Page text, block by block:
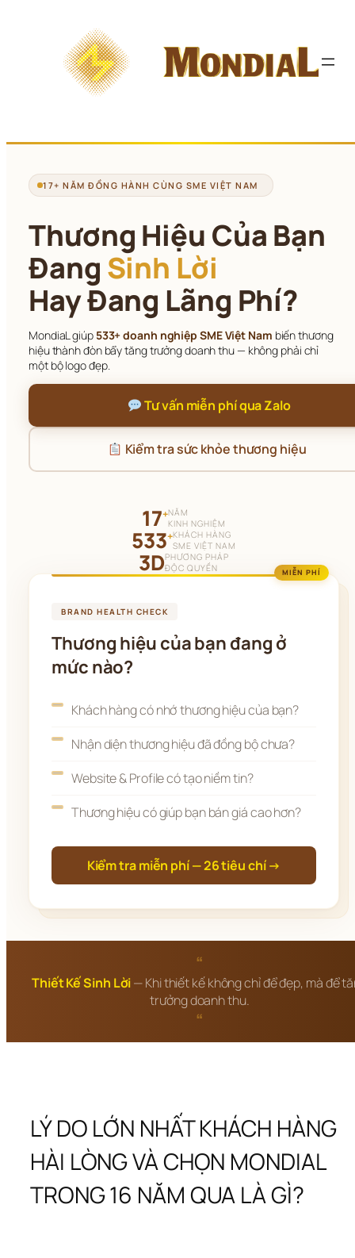
17+ NĂM ĐỒNG HÀNH CÙNG SME VIỆT NAM
Thương Hiệu Của Bạn
Đang Sinh Lời
Hay Đang Lãng Phí?
MondiaL giúp 533+ doanh nghiệp SME Việt Nam biến thương
hiệu thành đòn bẩy tăng trưởng doanh thu — không phải chỉ
một bộ logo đẹp.
Tư vấn miễn phí qua Zalo
Kiểm tra sức khỏe thương hiệu
17+NĂM
KINH NGHIỆM
533+KHÁCH HÀNG
SME VIỆT NAM
3DPHƯƠNG PHÁP
ĐỘC QUYỀN
MIỄN PHÍ
BRAND HEALTH CHECK
Thương hiệu của bạn đang ở
mức nào?
Khách hàng có nhớ thương hiệu của bạn?
Nhận diện thương hiệu đã đồng bộ chưa?
Website & Profile có tạo niềm tin?
Thương hiệu có giúp bạn bán giá cao hơn?
Kiểm tra miễn phí — 26 tiêu chí →
“
Thiết Kế Sinh Lời— Khi thiết kế không chỉ để đẹp, mà để
trưởng doanh thu.
“
LÝ DO LỚN NHẤT KHÁCH HÀNG
HÀI LÒNG VÀ CHỌN MONDIAL
TRONG 16 NĂM QUA LÀ GÌ?